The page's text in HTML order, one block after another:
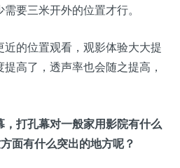
要三米开外的位置才行。
的位置观看，观影体验大大提
高了，透声率也会随之提高，
打孔幕对一般家用影院有什么
面有什么突出的地方呢？